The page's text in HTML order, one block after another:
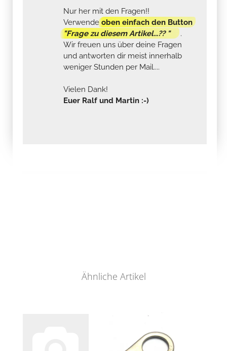
Nur her mit den Fragen!!
Verwendeoben einfach den Button
"Frage zu diesem Artikel...?? "
.
Wir freuen uns über deine Fragen
und antworten dir meist innerhalb
weniger Stunden per Mail....
Vielen Dank!
Euer Ralf und Martin :-)
Ähnliche Artikel